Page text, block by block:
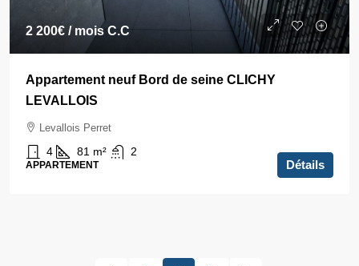
2 200€ / mois C.C
Appartement neuf Bord de seine CLICHY
LEVALLOIS
Levallois Perret
4 81 m² 2
APPARTEMENT Détails